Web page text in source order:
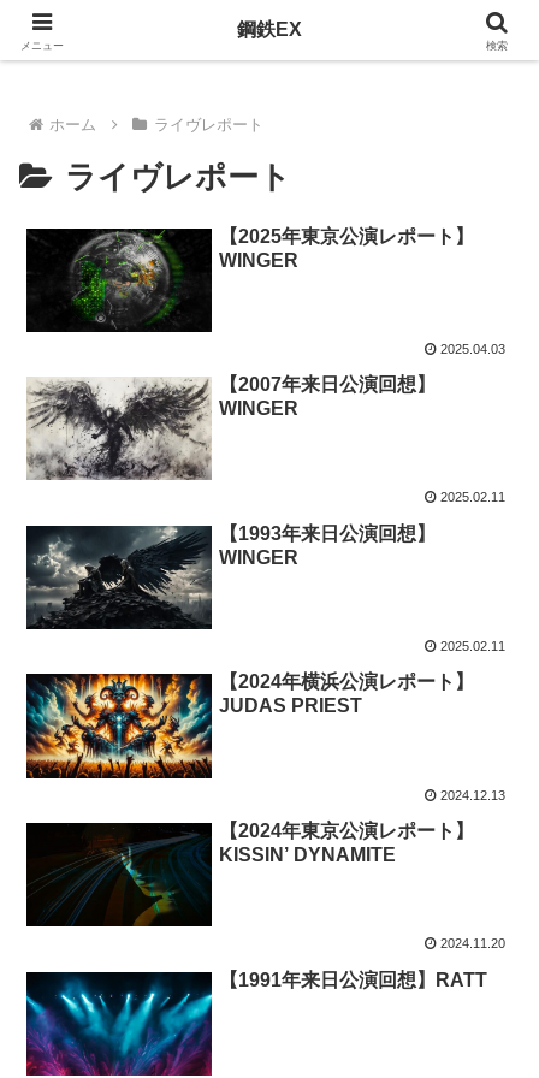
おすすめのメタルを紹介
ホーム ライヴレポート
ライヴレポート
【2025年東京公演レポート】
WINGER
2025.04.03
【2007年来日公演回想】
WINGER
2025.02.11
【1993年来日公演回想】
WINGER
2025.02.11
【2024年横浜公演レポート】
JUDAS PRIEST
2024.12.13
【2024年東京公演レポート】
KISSIN’ DYNAMITE
2024.11.20
【1991年来日公演回想】RATT
メニュー
鋼鉄EX
検索